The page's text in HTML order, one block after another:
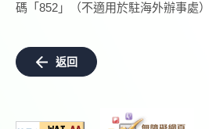
碼「852」（不適用於駐海外辦事處
返回